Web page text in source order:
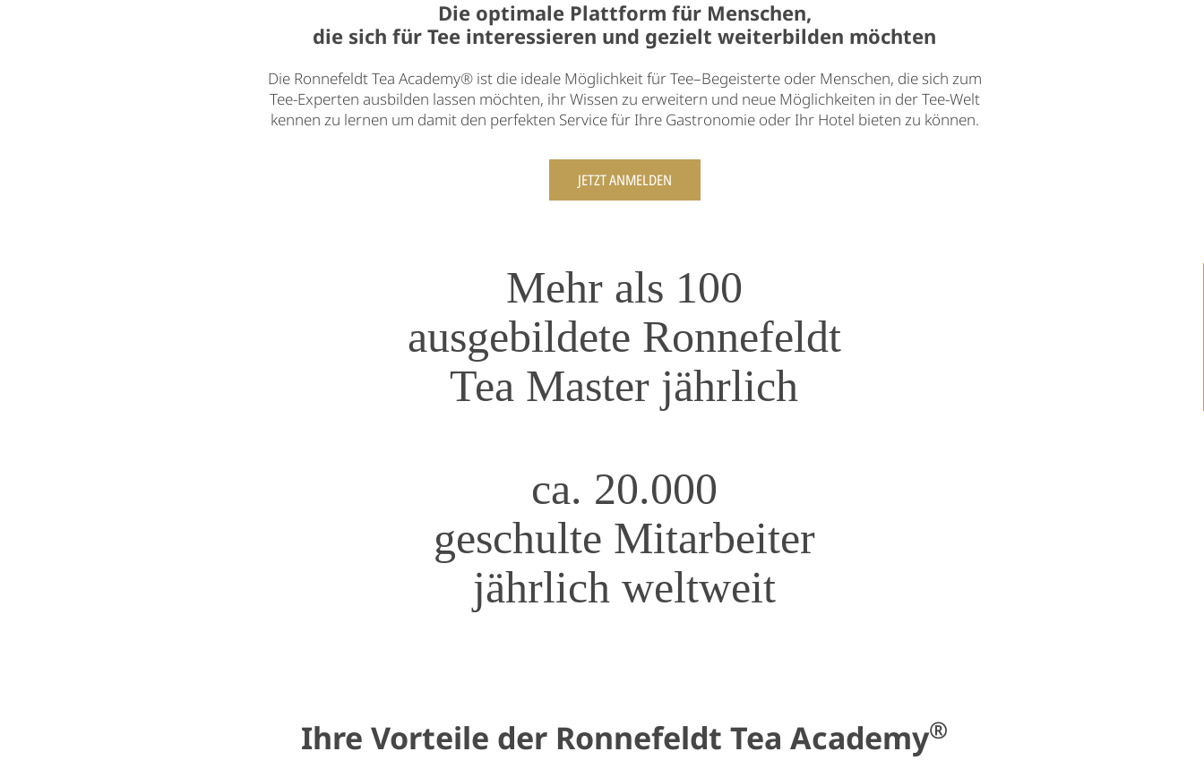
Die optimale Plattform für Menschen,
die sich für Tee interessieren und gezielt weiterbilden möchten
Die Ronnefeldt Tea Academy® ist die ideale Möglichkeit für Tee–Begeisterte oder Menschen, die sich zum
Tee-Experten ausbilden lassen möchten, ihr Wissen zu erweitern und neue Möglichkeiten in der Tee-Welt
kennen zu lernen um damit den perfekten Service für Ihre Gastronomie oder Ihr Hotel bieten zu können.
JETZT ANMELDEN
Mehr als 100
ausgebildete Ronnefeldt
Tea Master jährlich
ca. 20.000
geschulte Mitarbeiter
jährlich weltweit
Ihre Vorteile der Ronnefeldt Tea Academy®